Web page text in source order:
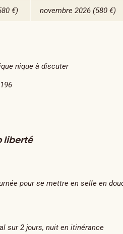
€) novembre 2026(580 €)
nique à discuter
liberté
pour se mettre en selle en
sur 2 jours, nuit en itinérance